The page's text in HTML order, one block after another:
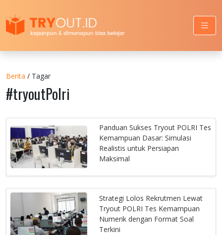
Berita / Tagar
#tryoutPolri
Panduan Sukses Tryout POLRI Tes
Kemampuan Dasar: Simulasi
Realistis untuk Persiapan
Maksimal
Strategi Lolos Rekrutmen Lewat
Tryout POLRI Tes Kemampuan
Numerik dengan Format Soal
Terkini